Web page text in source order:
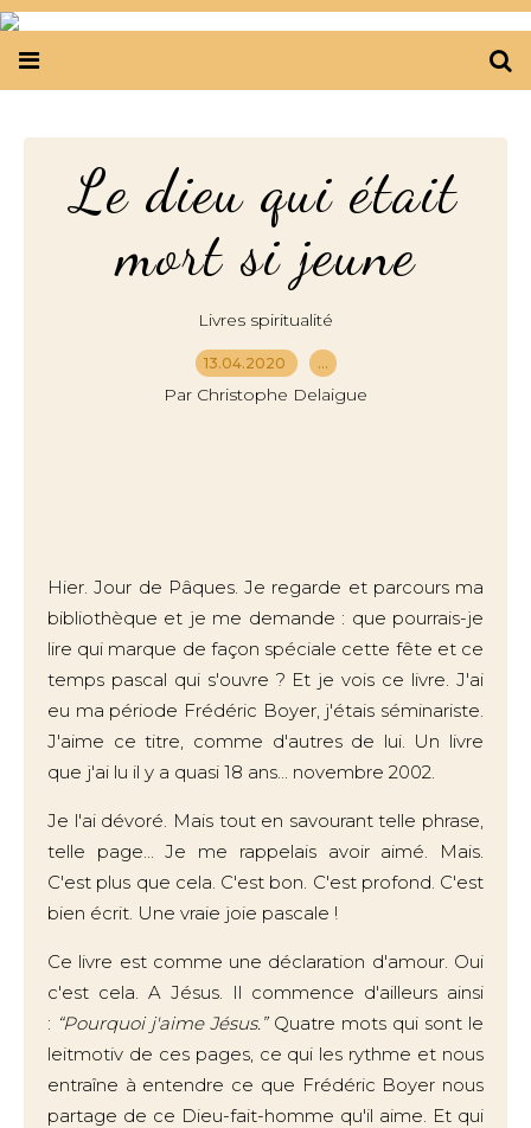
Le dieu qui était
mort si jeune
Livres spiritualité
13.04.2020 …
Par Christophe Delaigue
Hier. Jour de Pâques. Je regarde et parcours ma
bibliothèque et je me demande : que pourrais-je
lire qui marque de façon spéciale cette fête et ce
temps pascal qui s'ouvre ? Et je vois ce livre. J'ai
eu ma période Frédéric Boyer, j'étais séminariste.
J'aime ce titre, comme d'autres de lui. Un livre
que j'ai lu il y a quasi 18 ans... novembre 2002.
Je l'ai dévoré. Mais tout en savourant telle phrase,
telle page... Je me rappelais avoir aimé. Mais.
C'est plus que cela. C'est bon. C'est profond. C'est
bien écrit. Une vraie joie pascale !
Ce livre est comme une déclaration d'amour. Oui
c'est cela. A Jésus. Il commence d'ailleurs ainsi
: “Pourquoi j'aime Jésus.”Quatre mots qui sont le
leitmotiv de ces pages, ce qui les rythme et nous
entraîne à entendre ce que Frédéric Boyer nous
partage de ce Dieu-fait-homme qu'il aime. Et qui